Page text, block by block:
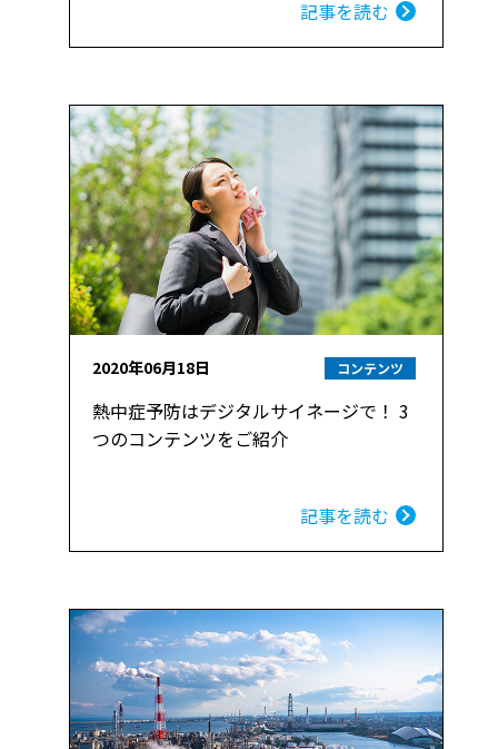
記事を読む
2020年06月18日 コンテンツ
熱中症予防はデジタルサイネージで！ 3
つのコンテンツをご紹介
記事を読む